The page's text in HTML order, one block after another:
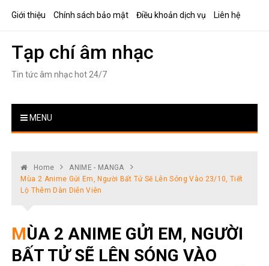
Giới thiệu Chính sách bảo mật Điều khoản dịch vụ Liên hệ
Tạp chí âm nhạc
Tin tức âm nhạc hot 24/7
MENU
Home
ANIME - MANGA
Mùa 2 Anime Gửi Em, Người Bất Tử Sẽ Lên Sóng Vào 23/10, Tiết
Lộ Thêm Dàn Diễn Viên
MÙA 2 ANIME GỬI EM, NGƯỜI
BẤT TỬ SẼ LÊN SÓNG VÀO